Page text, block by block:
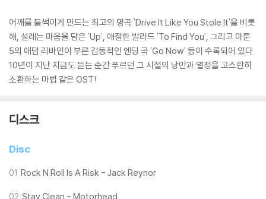
어깨를 들썩이게 만드는 최고의 명곡 'Drive It Like You Stole It'을 비롯
해, 설레는 마음을 담은 'Up', 애절한 발라드 'To Find You', 그리고 마룬
5의 애덤 리바인이 부른 감동적인 엔딩 곡 'Go Now' 등이 수록되어 있다.
10년이 지난 지금도 듣는 순간 푸르던 그 시절의 낭만과 열정을 고스란히
소환하는 마법 같은 OST!
디스크
Disc
01 Rock N Roll Is A Risk - Jack Reynor
02 Stay Clean - Motorhead